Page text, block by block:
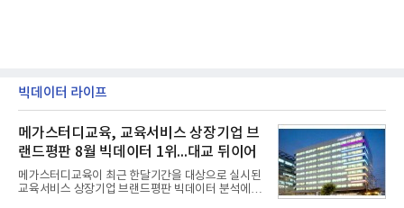
빅데이터 라이프
메가스터디교육, 교육서비스 상장기업 브
랜드평판 8월 빅데이터 1위...대교 뒤이어
메가스터디교육이 최근 한달기간을 대상으로 실시된
교육서비스 상장기업 브랜드평판 빅데이터 분석에서